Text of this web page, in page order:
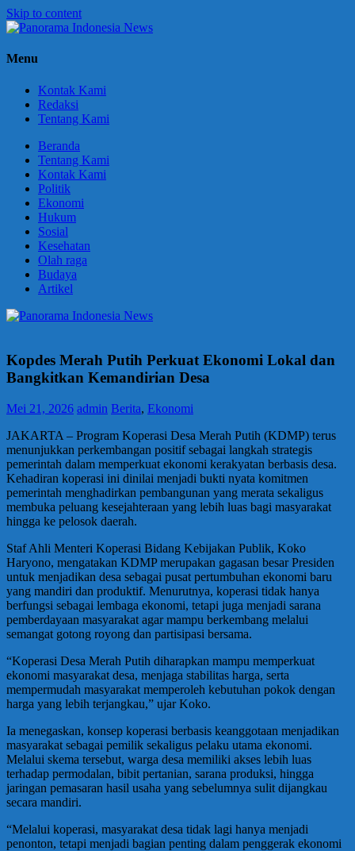
Skip to content
Panorama
Berani
Menu
Kontak Kami
Redaksi
Tentang Kami
Beranda
Tentang Kami
Kontak Kami
Politik
Ekonomi
Hukum
Sosial
Kesehatan
Olah raga
Budaya
Artikel
Kopdes Merah Putih Perkuat Ekonomi Lokal dan
Bangkitkan Kemandirian Desa
Mei 21, 2026 admin Berita, Ekonomi
JAKARTA – Program Koperasi Desa Merah Putih (KDMP) terus
menunjukkan perkembangan positif sebagai langkah strategis
pemerintah dalam memperkuat ekonomi kerakyatan berbasis desa.
Kehadiran koperasi ini dinilai menjadi bukti nyata komitmen
pemerintah menghadirkan pembangunan yang merata sekaligus
membuka peluang kesejahteraan yang lebih luas bagi masyarakat
hingga ke pelosok daerah.
Staf Ahli Menteri Koperasi Bidang Kebijakan Publik, Koko
Haryono, mengatakan KDMP merupakan gagasan besar Presiden
untuk menjadikan desa sebagai pusat pertumbuhan ekonomi baru
yang mandiri dan produktif. Menurutnya, koperasi tidak hanya
berfungsi sebagai lembaga ekonomi, tetapi juga menjadi sarana
pemberdayaan masyarakat agar mampu berkembang melalui
semangat gotong royong dan partisipasi bersama.
“Koperasi Desa Merah Putih diharapkan mampu memperkuat
ekonomi masyarakat desa, menjaga stabilitas harga, serta
mempermudah masyarakat memperoleh kebutuhan pokok dengan
harga yang lebih terjangkau,” ujar Koko.
Ia menegaskan, konsep koperasi berbasis keanggotaan menjadikan
masyarakat sebagai pemilik sekaligus pelaku utama ekonomi.
Melalui skema tersebut, warga desa memiliki akses lebih luas
terhadap permodalan, bibit pertanian, sarana produksi, hingga
jaringan pemasaran hasil usaha yang sebelumnya sulit dijangkau
secara mandiri.
“Melalui koperasi, masyarakat desa tidak lagi hanya menjadi
penonton, tetapi menjadi bagian penting dalam penggerak ekonomi